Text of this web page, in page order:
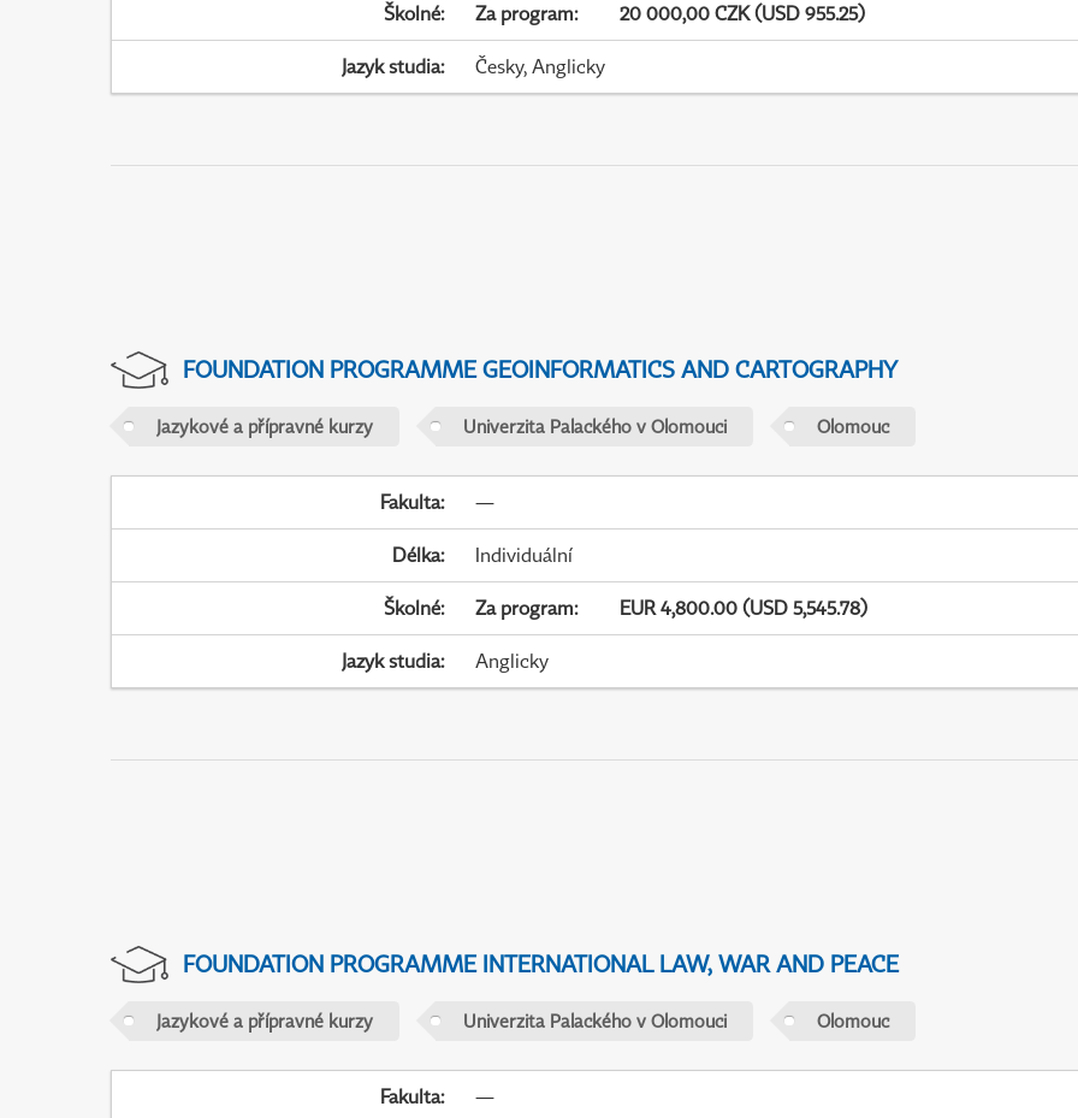
Školné: Za program: 20 000,00 CZK (USD 955.25)
Jazyk studia: Česky, Anglicky
FOUNDATION PROGRAMME GEOINFORMATICS AND CARTOGRAPHY
Jazykové a přípravné kurzy Univerzita Palackého v Olomouci Olomouc
Fakulta: —
Délka: Individuální
Školné: Za program: EUR 4,800.00 (USD 5,545.78)
Jazyk studia: Anglicky
FOUNDATION PROGRAMME INTERNATIONAL LAW, WAR AND PEACE
Jazykové a přípravné kurzy Univerzita Palackého v Olomouci Olomouc
Fakulta: —